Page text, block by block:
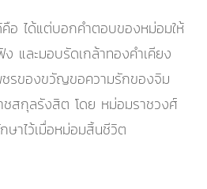
คือ ได้แต่บอกคำตอบของหม่อมให้
และมอบรัดเกล้าทองคำเคียง
ชรของขวัญขอความรักของจิม
ชสกุลรังสิต โดย หม่อมราชวงศ์
าไว้เมื่อหม่อมสิ้นชีวิต